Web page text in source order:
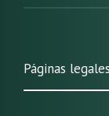
Páginas legales